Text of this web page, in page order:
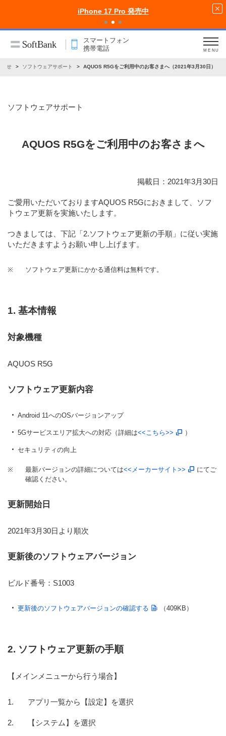
iPhone 17 Pro 発売中
スマートフォン
携帯電話
MENU
らせ ソフトウェアサポート AQUOS R5Gをご利用中のお客さまへ（2021年3月30日）
ソフトウェアサポート
AQUOS R5Gをご利用中のお客さまへ
掲載日：2021年3月30日
ご愛用いただいておりますAQUOS R5Gにおきまして、ソフ
トウェア更新を実施いたします。
つきましては、下記 「2.ソフトウェア更新の手順」 に従い実施
いただきますようお願い申し上げます。
※ ソフトウェア更新にかかる通信料は無料です。
1. 基本情報
対象機種
AQUOS R5G
ソフトウェア更新内容
Android 11へのOSバージョンアップ
5Gサービスエリア拡大への対応（詳細は<<こちら>> ）
セキュリティの向上
※ 最新バージョンの詳細については<<メーカーサイト>>
にてご
確認ください。
更新開始日
2021年3月30日より順次
更新後のソフトウェアバージョン
ビルド番号：S1003
更新後のソフトウェアバージョンの確認する （409KB）
2. ソフトウェア更新の手順
【メインメニューから行う場合】
アプリ一覧から【設定】を選択
【システム】を選択